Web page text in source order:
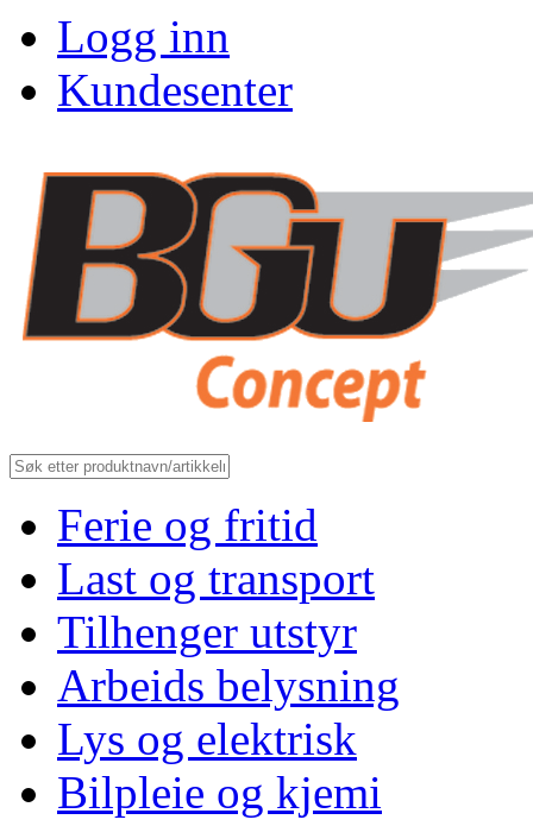
Logg inn
Kundesenter
Ferie og fritid
Last og transport
Tilhenger utstyr
Arbeids belysning
Lys og elektrisk
Bilpleie og kjemi